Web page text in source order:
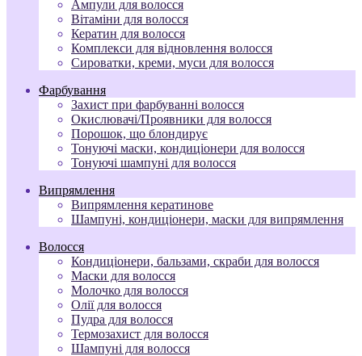
Ампули для волосся
Вітаміни для волосся
Кератин для волосся
Комплекси для відновлення волосся
Сироватки, креми, муси для волосся
Фарбування
Захист при фарбуванні волосся
Окислювачі/Проявники для волосся
Порошок, що блондирує
Тонуючі маски, кондиціонери для волосся
Тонуючі шампуні для волосся
Випрямлення
Випрямлення кератинове
Шампуні, кондиціонери, маски для випрямлення
Волосся
Кондиціонери, бальзами, скраби для волосся
Маски для волосся
Молочко для волосся
Олії для волосся
Пудра для волосся
Термозахист для волосся
Шампуні для волосся